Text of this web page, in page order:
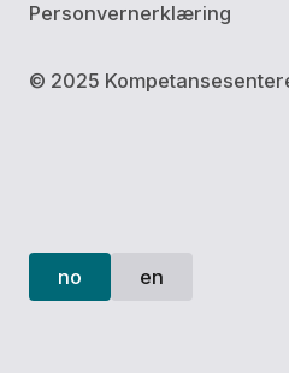
Personvernerklæring
© 2025
no en